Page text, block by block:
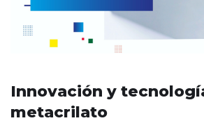
Innovación y
metacrilato